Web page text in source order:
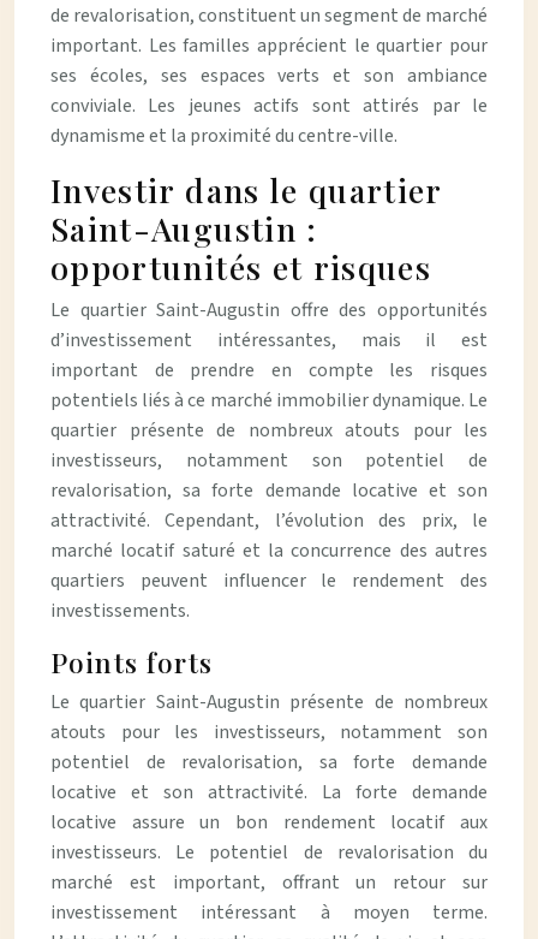
de revalorisation, constituent un segment de marché
important. Les familles apprécient le quartier pour
ses écoles, ses espaces verts et son ambiance
conviviale. Les jeunes actifs sont attirés par le
dynamisme et la proximité du centre-ville.
Investir dans le quartier
Saint-Augustin :
opportunités et risques
Le quartier Saint-Augustin offre des opportunités
d’investissement intéressantes, mais il est
important de prendre en compte les risques
potentiels liés à ce marché immobilier dynamique. Le
quartier présente de nombreux atouts pour les
investisseurs, notamment son potentiel de
revalorisation, sa forte demande locative et son
attractivité. Cependant, l’évolution des prix, le
marché locatif saturé et la concurrence des autres
quartiers peuvent influencer le rendement des
investissements.
Points forts
Le quartier Saint-Augustin présente de nombreux
atouts pour les investisseurs, notamment son
potentiel de revalorisation, sa forte demande
locative et son attractivité. La forte demande
locative assure un bon rendement locatif aux
investisseurs. Le potentiel de revalorisation du
marché est important, offrant un retour sur
investissement intéressant à moyen terme.